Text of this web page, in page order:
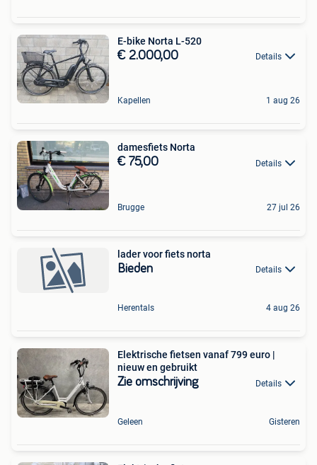
E-bike Norta L-520
€ 2.000,00 Details
Kapellen 1 aug 26
damesfiets Norta
€ 75,00 Details
Brugge 27 jul 26
lader voor fiets norta
Bieden Details
Herentals 4 aug 26
Elektrische fietsen vanaf 799 euro |
nieuw en gebruikt
Zie omschrijving Details
Geleen Gisteren